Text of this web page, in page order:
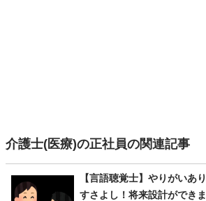
介護士(医療)の正社員の関連記事
【言語聴覚士】やりがいあ
すさよし！将来設計ができま